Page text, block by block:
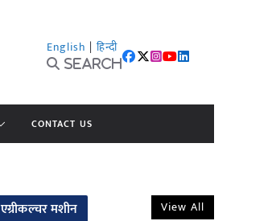
English | हिन्दी
Search
CONTACT US
एग्रीकल्चर मशीन View All